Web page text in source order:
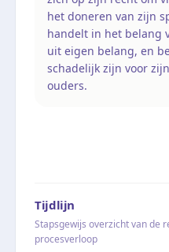
het doneren van zijn
handelt in het belang
uit eigen belang, en
schadelijk zijn voor
ouders.
Tijdlijn
Stapsgewijs overzicht van de
procesverloop